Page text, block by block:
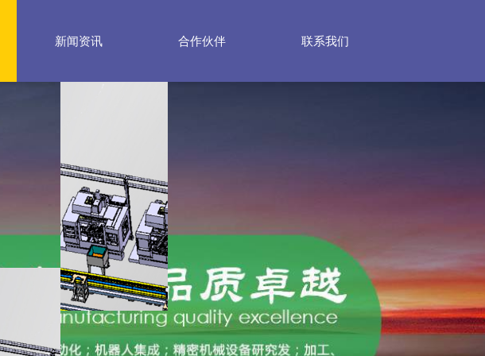
新闻资讯 合作伙伴 联系我们